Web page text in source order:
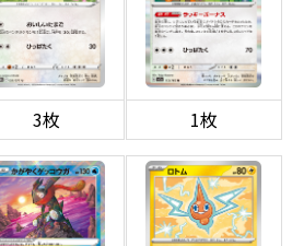
3枚 1枚